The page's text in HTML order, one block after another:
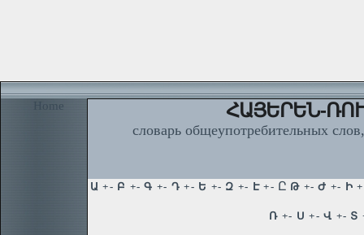
Home ՀԱՅԵՐԵՆ-
словарь общеупотребительных